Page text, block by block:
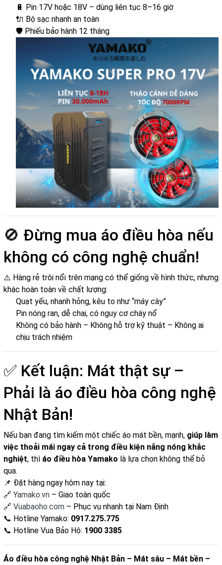
🔋 Pin 17V hoặc 18V – dùng liên tục 8–16 giờ
🔌 Bộ sạc nhanh an toàn
🛡️ Phiếu bảo hành 12 tháng
🚫 Đừng mua áo điều hòa nếu
không có công nghệ chuẩn!
⚠️ Hàng rẻ trôi nổi trên mạng có thể giống về hình thức, nhưng
khác hoàn toàn về chất lượng:
Quạt yếu, nhanh hỏng, kêu to như “máy cày”
Pin nóng ran, dễ chai, có nguy cơ cháy nổ
Không có bảo hành – Không hỗ trợ kỹ thuật – Không ai
chịu trách nhiệm
✅ Kết luận: Mát thật sự –
Phải là áo điều hòa công nghệ
Nhật Bản!
Nếu bạn đang tìm kiếm một chiếc áo mát bền, mạnh, giúp làm
việc thoải mái ngay cả trong điều kiện nắng nóng khắc
nghiệt, thì áo điều hòa Yamako là lựa chọn không thể bỏ
qua.
📌 Đặt hàng ngay hôm nay tại:
🔗 Yamako.vn – Giao toàn quốc
🔗 Vuabaoho.com – Phục vụ nhanh tại Nam Định
📞 Hotline Yamako: 0917.275.775
📞 Hotline Vua Bảo Hộ: 1900 3385
Áo điều hòa công nghệ Nhật Bản – Mát sâu – Mát bền –